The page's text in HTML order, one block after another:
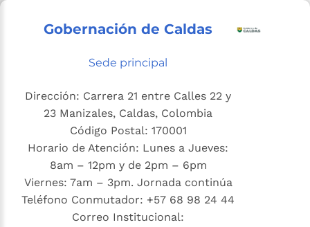
Gobernación de Caldas
Sede principal
Dirección: Carrera 21 entre Calles 22 y
23 Manizales, Caldas, Colombia
Código Postal: 170001
Horario de Atención: Lunes a Jueves:
8am – 12pm y de 2pm – 6pm
Viernes: 7am – 3pm. Jornada continúa
Teléfono Conmutador: +57 68 98 24 44
Correo Institucional: